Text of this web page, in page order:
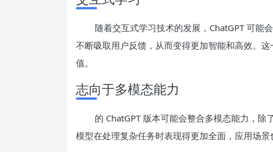
随着交互式学习技术的发展，ChatGPT 可能
不断吸取用户反馈，从而变得更加智能和高效。
值。
志向于多模态能力
的 ChatGPT 版本可能会整合多模态能力，
模型在处理复杂任务时表现得更加全面，应用场景